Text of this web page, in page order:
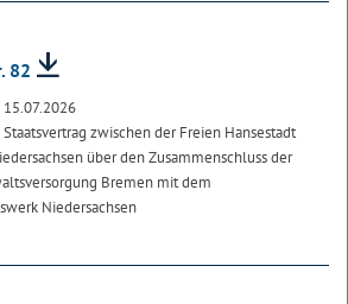
82
15.07.2026
zwischen der Freien Hansestadt
über den Zusammenschluss der
Bremen mit dem
Niedersachsen